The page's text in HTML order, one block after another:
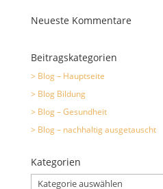
Neueste Kommentare
Beitragskategorien
> Blog – Hauptseite
> Blog Bildung
> Blog – Gesundheit
> Blog – nachhaltig ausgetauscht
Kategorien
Kategorien